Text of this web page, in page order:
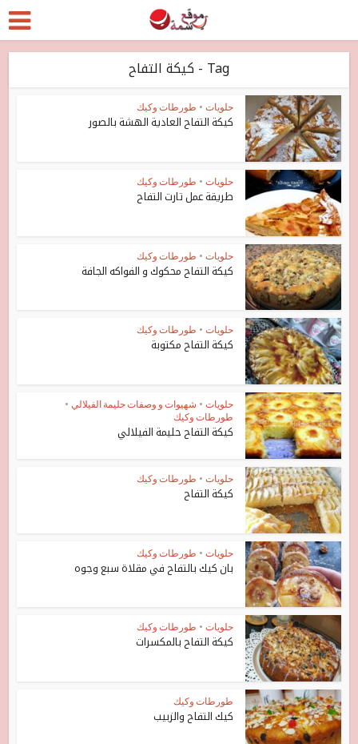
Tag - كيكة التفاح
حلويات • طورطات وكيك
كيكة التفاح العادية الهشة بالصور
حلويات • طورطات وكيك
طريقة عمل تارت التفاح
حلويات • طورطات وكيك
كيكة التفاح محكوك و الفواكه الجافة
حلويات • طورطات وكيك
كيكة التفاح مكتوبة
حلويات • شهيوات و وصفات حليمة الفيلالي •
طورطات وكيك
كيكة التفاح حليمة الفيلالي
حلويات • طورطات وكيك
كيكة التفاح
حلويات • طورطات وكيك
بان كيك بالتفاح في مقلاة سبع وجوه
حلويات • طورطات وكيك
كيكة التفاح بالمكسرات
طورطات وكيك
كيك التفاح والزبيب